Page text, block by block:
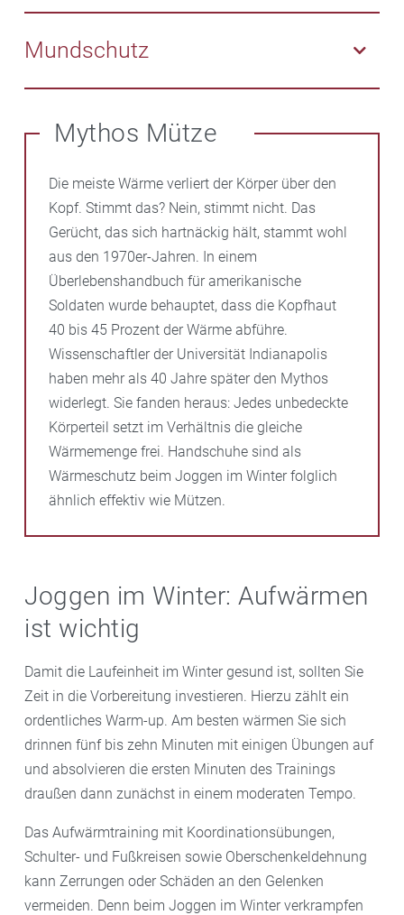
gesehen, sondern sieht auch selbst, wo man hinläuft.
Damit die Hände bei niedrigen Temperaturen nicht
auskühlen, helfen atmungsaktive Handschuhe.
Mundschutz
Liegen die Temperaturen unter dem Gefrierpunkt,
Tuch die Lunge vor eisiger Luft.
Mythos Mütze
Die meiste Wärme verliert der Körper über den
Kopf. Stimmt das? Nein, stimmt nicht. Das
Gerücht, das sich hartnäckig hält, stammt wohl
aus den 1970er-Jahren. In einem
Überlebenshandbuch für amerikanische
Soldaten wurde behauptet, dass die Kopfhaut
40 bis 45 Prozent der Wärme abführe.
Wissenschaftler der Universität Indianapolis
haben mehr als 40 Jahre später den Mythos
widerlegt. Sie fanden heraus: Jedes unbedeckte
Körperteil setzt im Verhältnis die gleiche
Wärmemenge frei. Handschuhe sind als
Wärmeschutz beim Joggen im Winter folglich
ähnlich effektiv wie Mützen.
Joggen im Winter: Aufwärmen
ist wichtig
Damit die Laufeinheit im Winter gesund ist, sollten Sie
Zeit in die Vorbereitung investieren. Hierzu zählt ein
ordentliches Warm-up. Am besten wärmen Sie sich
drinnen fünf bis zehn Minuten mit einigen Übungen auf
und absolvieren die ersten Minuten des Trainings
draußen dann zunächst in einem moderaten Tempo.
Das Aufwärmtraining mit Koordinationsübungen,
Schulter- und Fußkreisen sowie Oberschenkeldehnung
kann Zerrungen oder Schäden an den Gelenken
vermeiden. Denn beim Joggen im Winter verkrampfen